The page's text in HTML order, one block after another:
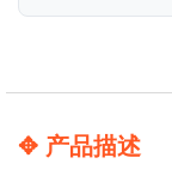
✥ 产品描述